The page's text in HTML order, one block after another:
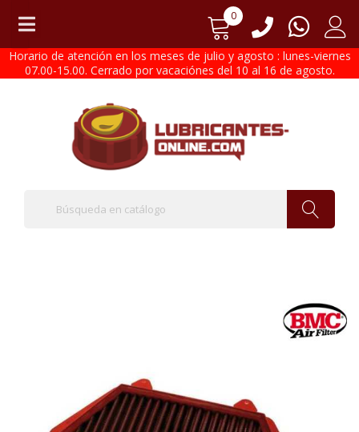
0
Horario de atención en los meses de julio y agosto : lunes-viernes
07.00-15.00. Cerrado por vacaciónes del 10 al 16 de agosto.